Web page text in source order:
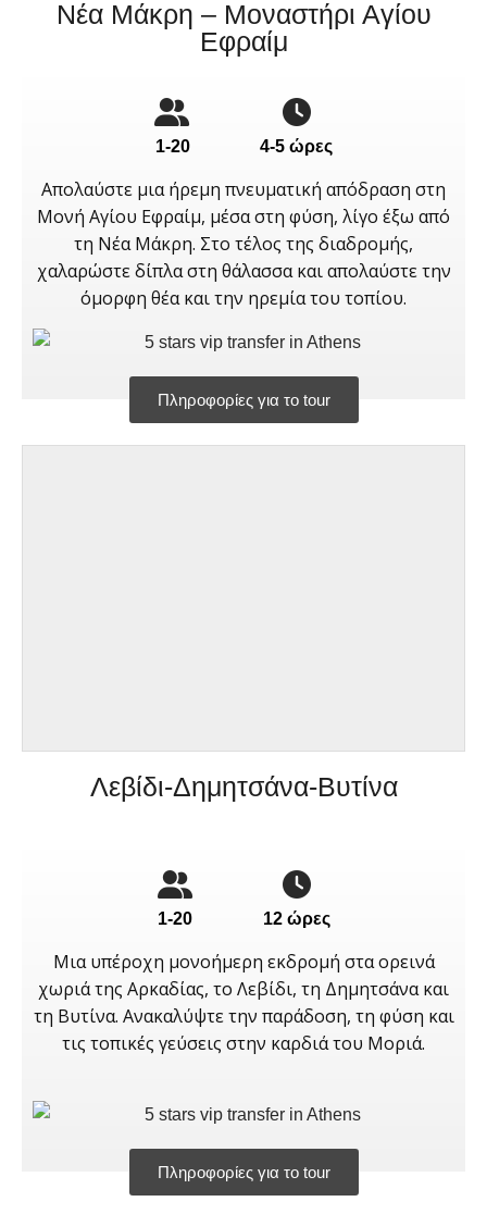
Νέα Μάκρη – Μοναστήρι Αγίου
Εφραίμ
1-20 4-5 ώρες
Απολαύστε μια ήρεμη πνευματική απόδραση στη
Μονή Αγίου Εφραίμ, μέσα στη φύση, λίγο έξω από
τη Νέα Μάκρη. Στο τέλος της διαδρομής,
χαλαρώστε δίπλα στη θάλασσα και απολαύστε την
όμορφη θέα και την ηρεμία του τοπίου.
Πληροφορίες για το tour
Λεβίδι-Δημητσάνα-Βυτίνα
1-20 12 ώρες
Μια υπέροχη μονοήμερη εκδρομή στα ορεινά
χωριά της Αρκαδίας, το Λεβίδι, τη Δημητσάνα και
τη Βυτίνα. Ανακαλύψτε την παράδοση, τη φύση και
τις τοπικές γεύσεις στην καρδιά του Μοριά.
Πληροφορίες για το tour